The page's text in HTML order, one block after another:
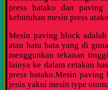
press batako dan
kebutuhan mesin press
Mesin paving block
atau batu bata yang di
menggunkan tekanan
lainya ke dalam cetakan
press batako.Mesin
jenis yakni mesin type